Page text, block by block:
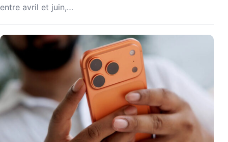
entre avril et juin,…